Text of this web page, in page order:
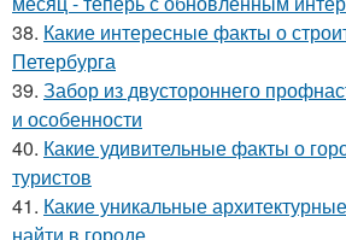
38. Какие интересные факты о
Петербурга
39. Забор из двустороннего
и особенности
40. Какие удивительные факты о
туристов
41. Какие уникальные